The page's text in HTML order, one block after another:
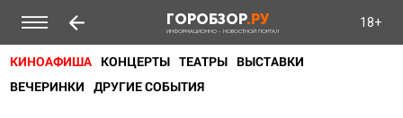
ГОРОБЗОР.РУ
ИНФОРМАЦИОННО - НОВОСТНОЙ ПОРТАЛ
18+
КИНОАФИША КОНЦЕРТЫ ТЕАТРЫ ВЫСТАВКИ
ВЕЧЕРИНКИ ДРУГИЕ СОБЫТИЯ